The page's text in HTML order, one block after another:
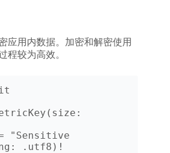
应用内数据。加密和解密使用
程较为高效。
"Sensitive
.utf8)!